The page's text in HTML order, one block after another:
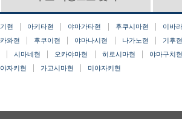
현 아키타현 야마가타현 후쿠시마현 이바
와현 후쿠이현 야마나시현 나가노현 기후현
시마네현 오카야마현 히로시마현 야마구치현
자키현 가고시마현 미야자키현